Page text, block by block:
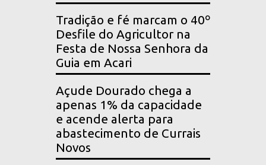
Tradição e fé marcam o 40º
Desfile do Agricultor na
Festa de Nossa Senhora da
Guia em Acari
Açude Dourado chega a
apenas 1% da capacidade
e acende alerta para
abastecimento de Currais
Novos